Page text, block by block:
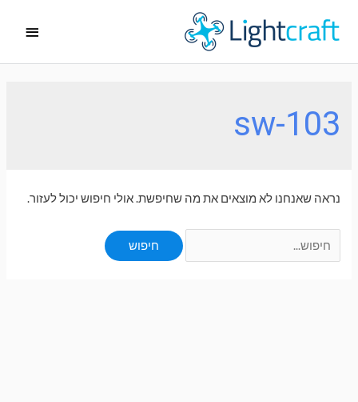
לתוכן
ראשי
sw-103
נראה שאנחנו לא מוצאים את מה שחיפשת. אולי חיפוש יכול לעזור.
for: